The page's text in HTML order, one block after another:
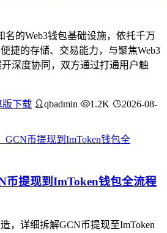
名的Web3钱包基础设施，依托千万
捷的存储、交易能力，与聚焦Web3
深度协同，双方通过打通用户触
版下载 qbadmin 1.2K
2026-08-
币提现到ImToken钱包全流程
，详细拆解GCN币提现至ImToken